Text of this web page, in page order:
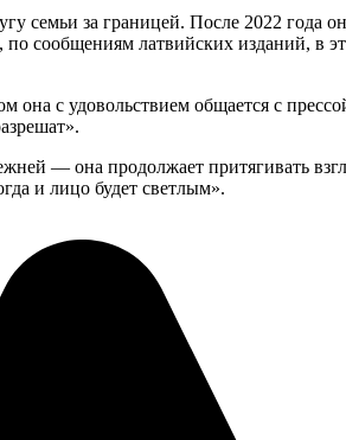
семьи за границей. После 2022
латвийских изданий, в
она с удовольствием общается с
— она продолжает притягивать
и лицо будет светлым».